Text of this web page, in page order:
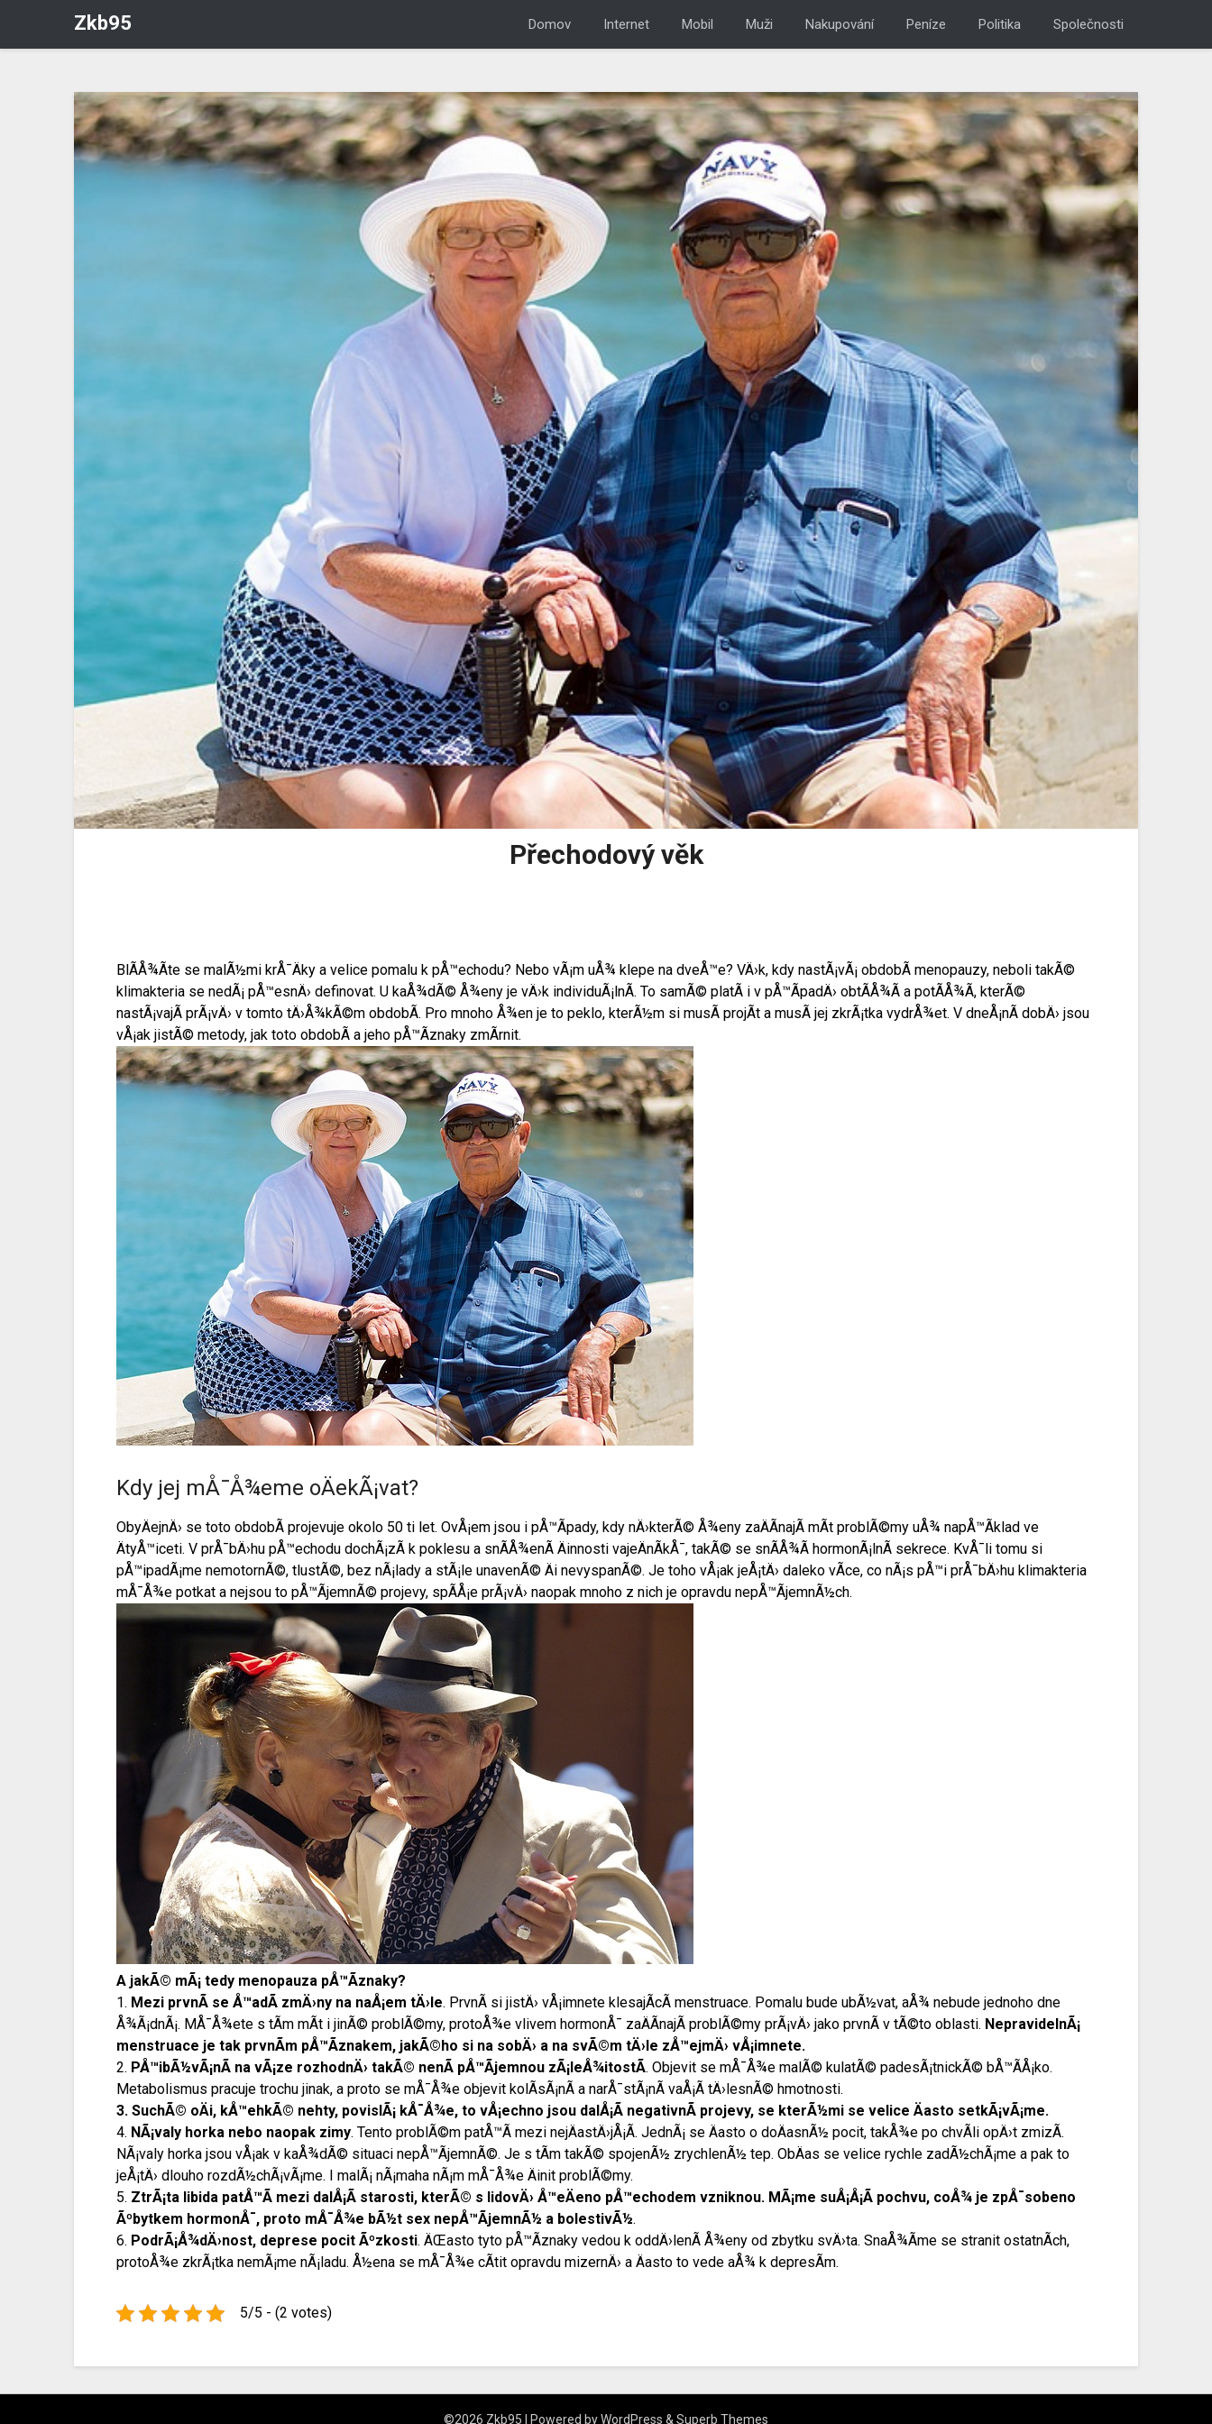
Zkb95 Domov Internet Mobil Muži Nakupování Peníze Politika Společnosti
Přechodový věk
BlÃ­Å¾Ã­te se malÃ½mi krÅ¯Äky a velice pomalu k pÅ™echodu? Nebo vÃ¡m uÅ¾ klepe na dveÅ™e? VÄ›k, kdy nastÃ¡vÃ¡ obdobÃ­ menopauzy, neboli takÃ©
klimakteria se nedÃ¡ pÅ™esnÄ› definovat. U kaÅ¾dÃ© Å¾eny je vÄ›k individuÃ¡lnÃ­. To samÃ© platÃ­ i v pÅ™Ã­padÄ› obtÃ­Å¾Ã­ a potÃ­Å¾Ã­, kterÃ©
nastÃ¡vajÃ­ prÃ¡vÄ› v tomto tÄ›Å¾kÃ©m obdobÃ­. Pro mnoho Å¾en je to peklo, kterÃ½m si musÃ­ projÃ­t a musÃ­ jej zkrÃ¡tka vydrÅ¾et. V dneÅ¡nÃ­ dobÄ› jsou
vÅ¡ak jistÃ© metody, jak toto obdobÃ­ a jeho pÅ™Ã­znaky zmÃ­rnit.
Kdy jej mÅ¯Å¾eme oÄekÃ¡vat?
ObyÄejnÄ› se toto obdobÃ­ projevuje okolo 50 ti let. OvÅ¡em jsou i pÅ™Ã­pady, kdy nÄ›kterÃ© Å¾eny zaÄÃ­najÃ­ mÃ­t problÃ©my uÅ¾ napÅ™Ã­klad ve
ÄtyÅ™iceti. V prÅ¯bÄ›hu pÅ™echodu dochÃ¡zÃ­ k poklesu a snÃ­Å¾enÃ­ Äinnosti vajeÄnÃ­kÅ¯, takÃ© se snÃ­Å¾Ã­ hormonÃ¡lnÃ­ sekrece. KvÅ¯li tomu si
pÅ™ipadÃ¡me nemotornÃ©, tlustÃ©, bez nÃ¡lady a stÃ¡le unavenÃ© Äi nevyspanÃ©. Je toho vÅ¡ak jeÅ¡tÄ› daleko vÃ­ce, co nÃ¡s pÅ™i prÅ¯bÄ›hu klimakteria
mÅ¯Å¾e potkat a nejsou to pÅ™Ã­jemnÃ© projevy, spÃ­Å¡e prÃ¡vÄ› naopak mnoho z nich je opravdu nepÅ™Ã­jemnÃ½ch.
A jakÃ© mÃ¡ tedy menopauza pÅ™Ã­znaky?
1. Mezi prvnÃ­ se Å™adÃ­ zmÄ›ny na naÅ¡em tÄ›le. PrvnÃ­ si jistÄ› vÅ¡imnete klesajÃ­cÃ­ menstruace. Pomalu bude ubÃ½vat, aÅ¾ nebude jednoho dne
Å¾Ã¡dnÃ¡. MÅ¯Å¾ete s tÃ­m mÃ­t i jinÃ© problÃ©my, protoÅ¾e vlivem hormonÅ¯ zaÄÃ­najÃ­ problÃ©my prÃ¡vÄ› jako prvnÃ­ v tÃ©to oblasti. NepravidelnÃ¡
menstruace je tak prvnÃ­m pÅ™Ã­znakem, jakÃ©ho si na sobÄ› a na svÃ©m tÄ›le zÅ™ejmÄ› vÅ¡imnete.
2. PÅ™ibÃ½vÃ¡nÃ­ na vÃ¡ze rozhodnÄ› takÃ© nenÃ­ pÅ™Ã­jemnou zÃ¡leÅ¾itostÃ­. Objevit se mÅ¯Å¾e malÃ© kulatÃ© padesÃ¡tnickÃ© bÅ™Ã­Å¡ko.
Metabolismus pracuje trochu jinak, a proto se mÅ¯Å¾e objevit kolÃ­sÃ¡nÃ­ a narÅ¯stÃ¡nÃ­ vaÅ¡Ã­ tÄ›lesnÃ© hmotnosti.
3.SuchÃ© oÄi, kÅ™ehkÃ© nehty, povislÃ¡ kÅ¯Å¾e, to vÅ¡echno jsou dalÅ¡Ã­ negativnÃ­ projevy, se kterÃ½mi se velice Äasto setkÃ¡vÃ¡me.
4. NÃ¡valy horka nebo naopak zimy. Tento problÃ©m patÅ™Ã­ mezi nejÄastÄ›jÅ¡Ã­. JednÃ¡ se Äasto o doÄasnÃ½ pocit, takÅ¾e po chvÃ­li opÄ›t zmizÃ­.
NÃ¡valy horka jsou vÅ¡ak v kaÅ¾dÃ© situaci nepÅ™Ã­jemnÃ©. Je s tÃ­m takÃ© spojenÃ½ zrychlenÃ½ tep. ObÄas se velice rychle zadÃ½chÃ¡me a pak to
jeÅ¡tÄ› dlouho rozdÃ½chÃ¡vÃ¡me. I malÃ¡ nÃ¡maha nÃ¡m mÅ¯Å¾e Äinit problÃ©my.
5. ZtrÃ¡ta libida patÅ™Ã­ mezi dalÅ¡Ã­ starosti, kterÃ© s lidovÄ› Å™eÄeno pÅ™echodem vzniknou. MÃ¡me suÅ¡Å¡Ã­ pochvu, coÅ¾ je zpÅ¯sobeno
Ãºbytkem hormonÅ¯, proto mÅ¯Å¾e bÃ½t sex nepÅ™Ã­jemnÃ½ a bolestivÃ½.
6. PodrÃ¡Å¾dÄ›nost, deprese pocit Ãºzkosti. ÄŒasto tyto pÅ™Ã­znaky vedou k oddÄ›lenÃ­ Å¾eny od zbytku svÄ›ta. SnaÅ¾Ã­me se stranit ostatnÃ­ch,
protoÅ¾e zkrÃ¡tka nemÃ¡me nÃ¡ladu. Å½ena se mÅ¯Å¾e cÃ­tit opravdu mizernÄ› a Äasto to vede aÅ¾ k depresÃ­m.
5/5 - (2 votes)
©2026 Zkb95 | Powered byWordPress & Superb Themes